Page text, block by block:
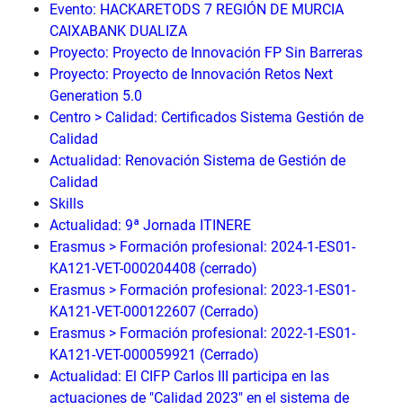
Evento: HACKARETODS 7 REGIÓN DE MURCIA
CAIXABANK DUALIZA
Proyecto: Proyecto de Innovación FP Sin Barreras
Proyecto: Proyecto de Innovación Retos Next
Generation 5.0
Centro > Calidad: Certificados Sistema Gestión de
Calidad
Actualidad: Renovación Sistema de Gestión de
Calidad
Skills
Actualidad: 9ª Jornada ITINERE
Erasmus > Formación profesional: 2024-1-ES01-
KA121-VET-000204408 (cerrado)
Erasmus > Formación profesional: 2023-1-ES01-
KA121-VET-000122607 (Cerrado)
Erasmus > Formación profesional: 2022-1-ES01-
KA121-VET-000059921 (Cerrado)
Actualidad: El CIFP Carlos III participa en las
actuaciones de "Calidad 2023" en el sistema de